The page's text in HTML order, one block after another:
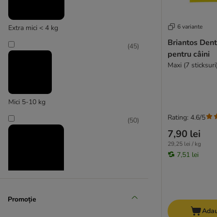
Vânat
Cal
Advance
animonda
bosch
Braaaf
Extra mici < 4 kg
Mici 5-10 kg
(45)
(50)
Promoție
6 variante
Briantos
pentru câini
Maxi (7 sticksuri)
7,90 lei
29,25 lei / kg
7,51 lei
Rating: 4.6/5